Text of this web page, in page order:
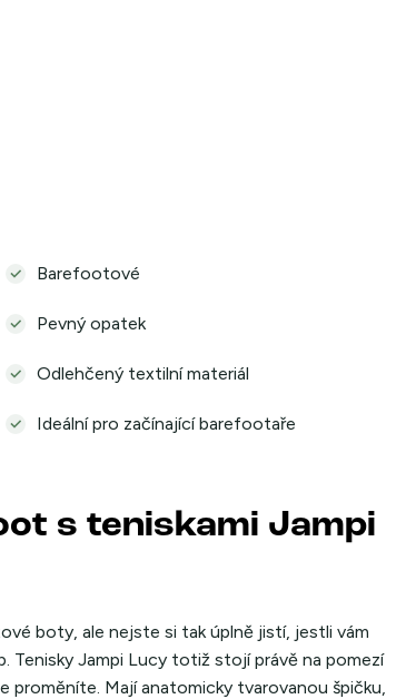
Barefootové
Pevný opatek
Odlehčený textilní materiál
Ideální pro začínající barefootaře
s teniskami Jampi
boty, ale nejste si tak úplně jistí, jestli vám
Tenisky Jampi Lucy totiž stojí právě na pomezí
proměníte. Mají anatomicky tvarovanou špičku,